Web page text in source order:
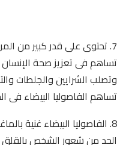
7. تحتوى على قدر كبير من
تساهم فى تعزيز صحة الإنسان
وتصلب الشرايين والجلطات
تساهم الفاصوليا البيضاء فى
8. الفاصوليا البيضاء غنية
الحد من شعور الشخص بالقلق